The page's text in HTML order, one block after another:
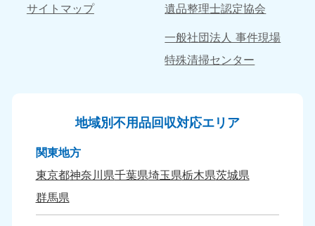
050-1880-9898
9:00〜19:00 年中無休
9:00〜19:00 年中無休 9:00〜19:00 年中無休
福岡県
050-1880-9895
9:00〜19:00 年中無休
佐賀県
サイトマップ 遺品整理士認定協会
一般社団法人 事件現場
特殊清掃センター
地域別不用品回収対応エリア
関東地方
東京都神奈川県千葉県埼玉県栃木県茨城県
群馬県